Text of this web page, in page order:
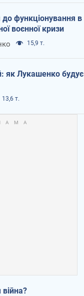
до функціонування в
воєнної кризи
15,9 т.
як Лукашенко будує
13,6 т.
війна?